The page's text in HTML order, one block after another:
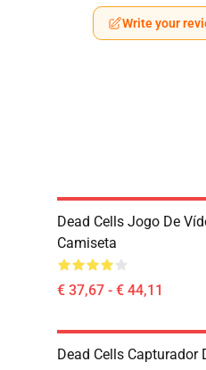
Write your
Dead Cells Jogo De
Camiseta
€ 37,67 - € 44,11
Dead Cells Capturador